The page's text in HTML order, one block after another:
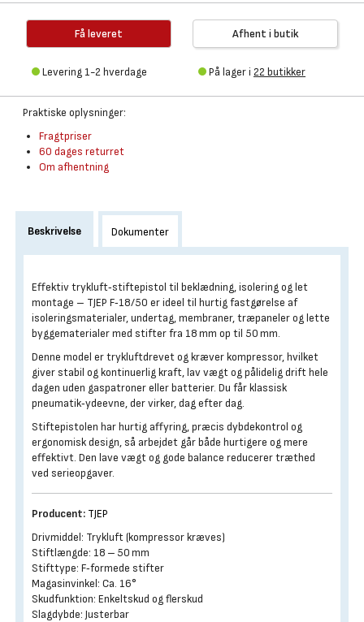
Få leveret
Levering 1-2 hverdage
Afhent i butik
På lager i 22 butikker
Praktiske oplysninger:
Fragtpriser
60 dages returret
Om afhentning
Beskrivelse Dokumenter
Effektiv trykluft‑stiftepistol til beklædning, isolering og let
montage – TJEP F‑18/50 er ideel til hurtig fastgørelse af
isoleringsmaterialer, undertag, membraner, træpaneler og lette
byggematerialer med stifter fra 18 mm op til 50 mm.
Denne model er trykluftdrevet og kræver kompressor, hvilket
giver stabil og kontinuerlig kraft, lav vægt og pålidelig drift hele
dagen uden gaspatroner eller batterier. Du får klassisk
pneumatik‑ydeevne, der virker, dag efter dag.
Stiftepistolen har hurtig affyring, præcis dybdekontrol og
ergonomisk design, så arbejdet går både hurtigere og mere
effektivt. Den lave vægt og gode balance reducerer træthed
ved serieopgaver.
Producent: TJEP
Drivmiddel: Trykluft (kompressor kræves)
Stiftlængde: 18 – 50 mm
Stifttype: F‑formede stifter
Magasinvinkel: Ca. 16°
Skudfunktion: Enkeltskud og flerskud
Slagdybde: Justerbar